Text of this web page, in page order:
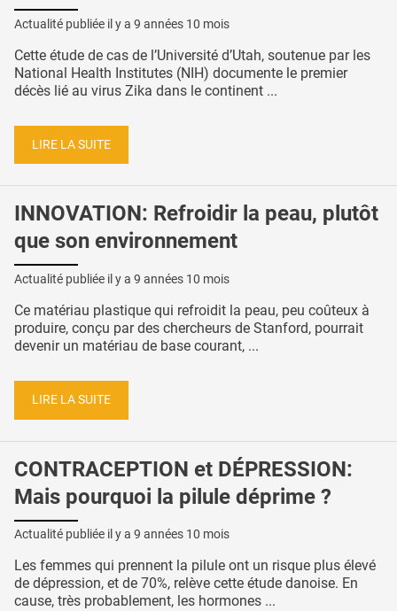
Actualité publiée il y a 9 années 10 mois
Cette étude de cas de l’Université d’Utah, soutenue par les
National Health Institutes (NIH) documente le premier
décès lié au virus Zika dans le continent ...
LIRE LA SUITE
INNOVATION: Refroidir la peau, plutôt
que son environnement
Actualité publiée il y a 9 années 10 mois
Ce matériau plastique qui refroidit la peau, peu coûteux à
produire, conçu par des chercheurs de Stanford, pourrait
devenir un matériau de base courant, ...
LIRE LA SUITE
CONTRACEPTION et DÉPRESSION:
Mais pourquoi la pilule déprime ?
Actualité publiée il y a 9 années 10 mois
Les femmes qui prennent la pilule ont un risque plus élevé
de dépression, et de 70%, relève cette étude danoise. En
cause, très probablement, les hormones ...